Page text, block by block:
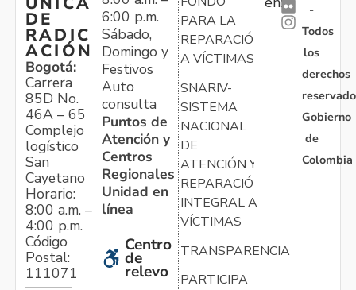
DE
RADIC
ACIÓN
Bogotá:
Carrera
85D No.
46A – 65
Complejo
logístico
San
Cayetano
Horario:
8:00 a.m. –
4:00 p.m.
Código
Postal:
111071
6:00 p.m.
Sábado,
Domingo y
Festivos
Auto
consulta
Puntos de
Atención y
Centros
Regionales
Unidad en
línea
Centro
de
relevo
PARA LA
REPARACIÓN
A VÍCTIMAS
SNARIV-
SISTEMA
NACIONAL
DE
ATENCIÓN Y
REPARACIÓN
INTEGRAL A
VÍCTIMAS
TRANSPARENCIA
PARTICIPA
-
Todos
los
derechos
Gobierno
de
Colombia